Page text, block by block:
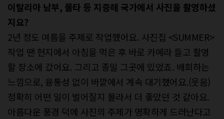
이탈리아 남부, 몰타 등 지중해 국가에서 사진을 촬영하셨
지요?
2년 정도 여름을 주제로 작업했어요. 사진집 <SUMMER>
작업 땐 현지에서 아침을 먹은 후 바로 카메라 들고 촬영
할 장소에 갔어요. 그리고 종일 그곳에 있었죠. 배회하는
느낌으로, 융통성 없이 바깥에서 계속 대기했어요.(웃음)
정확히 어떤 일이 벌어질지 몰라서 더 좋았던 것 같아요.
아름다운 풍경 덕에 사진의 주제가 명확하게 드러난다고